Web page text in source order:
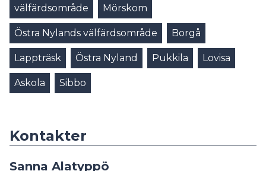
välfärdsområde Mörskom
Östra Nylands välfärdsområde Borgå
Lappträsk Östra Nyland Pukkila Lovisa
Askola Sibbo
Kontakter
Sanna Alatyppö